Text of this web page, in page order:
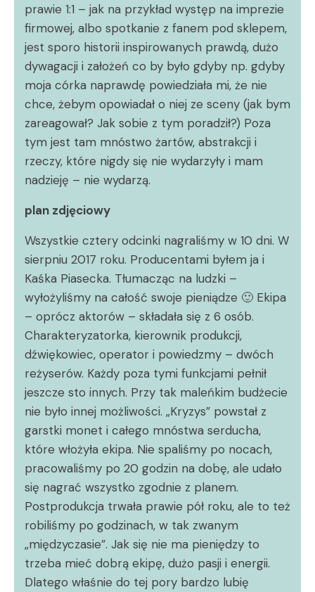
prawie 1:1 – jak na przykład występ na imprezie
firmowej, albo spotkanie z fanem pod sklepem,
jest sporo historii inspirowanych prawdą, dużo
dywagacji i założeń co by było gdyby np. gdyby
moja córka naprawdę powiedziała mi, że nie
chce, żebym opowiadał o niej ze sceny (jak bym
zareagował? Jak sobie z tym poradził?) Poza
tym jest tam mnóstwo żartów, abstrakcji i
rzeczy, które nigdy się nie wydarzyły i mam
nadzieję – nie wydarzą.
plan zdjęciowy
Wszystkie cztery odcinki nagraliśmy w 10 dni. W
sierpniu 2017 roku. Producentami byłem ja i
Kaśka Piasecka. Tłumacząc na ludzki –
wyłożyliśmy na całość swoje pieniądze 🙂 Ekipa
– oprócz aktorów – składała się z 6 osób.
Charakteryzatorka, kierownik produkcji,
dźwiękowiec, operator i powiedzmy – dwóch
reżyserów. Każdy poza tymi funkcjami pełnił
jeszcze sto innych. Przy tak maleńkim budżecie
nie było innej możliwości. „Kryzys” powstał z
garstki monet i całego mnóstwa serducha,
które włożyła ekipa. Nie spaliśmy po nocach,
pracowaliśmy po 20 godzin na dobę, ale udało
się nagrać wszystko zgodnie z planem.
Postprodukcja trwała prawie pół roku, ale to też
robiliśmy po godzinach, w tak zwanym
„międzyczasie”. Jak się nie ma pieniędzy to
trzeba mieć dobrą ekipę, dużo pasji i energii.
Dlatego właśnie do tej pory bardzo lubię